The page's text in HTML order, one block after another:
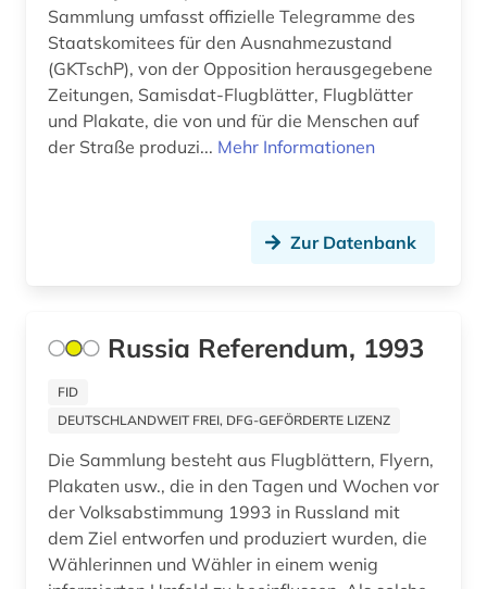
politische wissenschaft (2)
politisches system (1)
politologie (1)
pressedienst (3)
protestantismus (1)
präsidentenwahl (6)
psychologie (1)
Sammlung umfasst offizielle Telegramme des
Staatskomitees für den Ausnahmezustand
(GKTschP), von der Opposition herausgegebene
Zeitungen, Samisdat-Flugblätter, Flugblätter
und Plakate, die von und für die Menschen auf
der Straße produzi... Mehr Informationen
Zur Datenbank
Russia Referendum, 1993
FID
DEUTSCHLANDWEIT FREI, DFG-GEFÖRDERTE LIZENZ
Die Sammlung besteht aus Flugblättern, Flyern,
Plakaten usw., die in den Tagen und Wochen vor
der Volksabstimmung 1993 in Russland mit
dem Ziel entworfen und produziert wurden, die
Wählerinnen und Wähler in einem wenig